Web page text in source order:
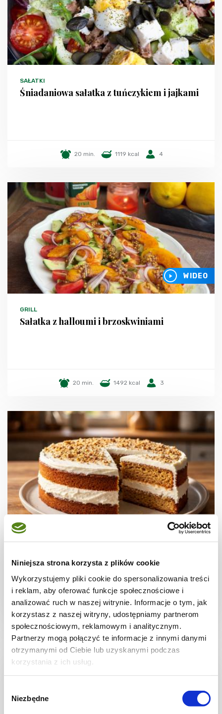
Niniejsza strona korzysta z plików cookie
Wykorzystujemy pliki cookie do spersonalizowania treści
i reklam, aby oferować funkcje społecznościowe i
analizować ruch w naszej witrynie. Informacje o tym, jak
korzystasz z naszej witryny, udostępniamy partnerom
społecznościowym, reklamowym i analitycznym.
Partnerzy mogą połączyć te informacje z innymi danymi
otrzymanymi od Ciebie lub uzyskanymi podczas
korzystania z ich usług.
zgody
Niezbędne
SAŁATKI
Śniadaniowa sałatka z tuńczykiem i jajkami
20 min. 1119 kcal 4
WIDEO
GRILL
Sałatka z halloumi i brzoskwiniami
20 min. 1492 kcal 3
4 godz. 10150 kcal 12